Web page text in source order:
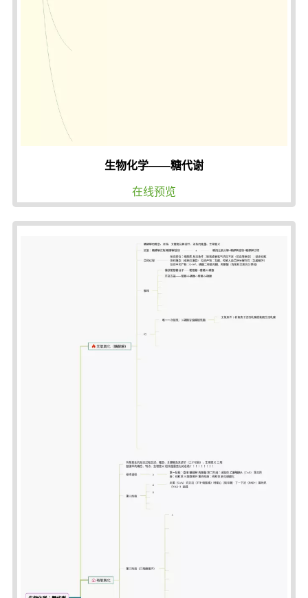
生物化学——糖代谢
在线预览